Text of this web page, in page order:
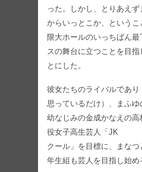
った。しかし、とりあえ
からいっとこか、という
限大ホールのいっちばん
スの舞台に立つことを目指
とにした。
彼女たちのライバルであ
思っているだけ）、まふ
幼なじみの金成かなえの
役女子高生芸人「JK
クール」を目標に、まなつ
年生組も芸人を目指し始め